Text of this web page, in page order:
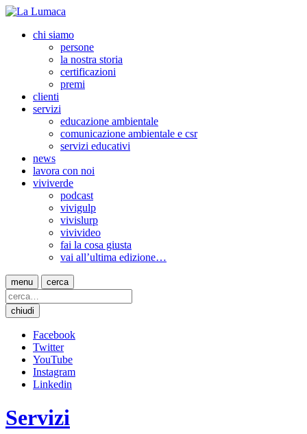
chi siamo
persone
la nostra storia
certificazioni
premi
clienti
servizi
educazione ambientale
comunicazione ambientale e csr
servizi educativi
news
lavora con noi
viviverde
podcast
vivigulp
vivislurp
vivivideo
fai la cosa giusta
vai all’ultima edizione…
menu cerca
chiudi
Facebook
Twitter
YouTube
Instagram
Linkedin
Servizi